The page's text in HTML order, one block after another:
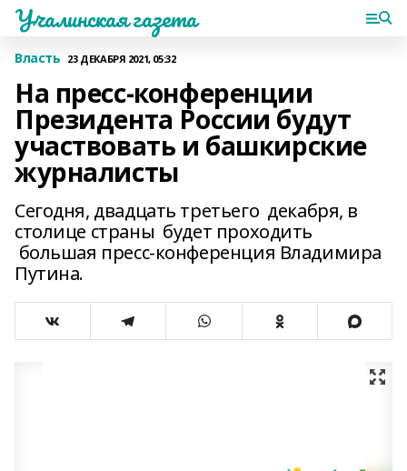
Учалинская газета
Власть 23 ДЕКАБРЯ 2021, 05:32
На пресс-конференции
Президента России будут
участвовать и башкирские
журналисты
Сегодня, двадцать третьего декабря, в
столице страны будет проходить
большая пресс-конференция Владимира
Путина.